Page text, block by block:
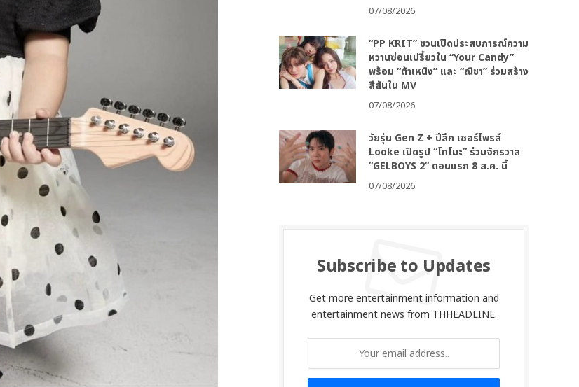
07/08/2026
“PP KRIT” ชวนเปิดประสบการณ์ความ
หวานซ่อนเปรี้ยวใน “Your Candy”
พร้อม “ต้าเหนิง” และ “ณิชา” ร่วมสร้าง
สีสันใน MV
07/08/2026
วัยรุ่น Gen Z + ปีลึก เซอร์ไพรส์
Looke เปิดรูป “โทโมะ” ร่วมจักรวาล
“GELBOYS 2” ตอนแรก 8 ส.ค. นี้
07/08/2026
Subscribe to Updates
Get more entertainment information and
entertainment news from THHEADLINE.